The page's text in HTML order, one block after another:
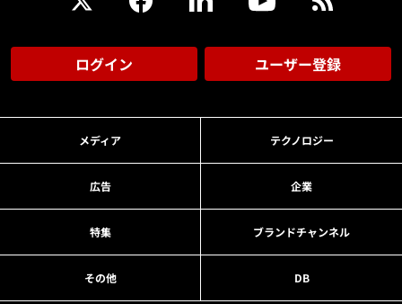
ログイン ユーザー登録
メディア テクノロジー
広告 企業
特集 ブランドチャンネル
その他 DB